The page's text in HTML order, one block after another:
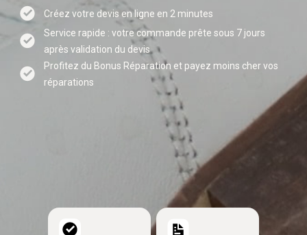
Créez votre devis en ligne en 2 minutes
Service rapide : votre commande prête sous 7 jours
après validation du devis
Profitez du Bonus Réparation et payez moins cher vos
réparations